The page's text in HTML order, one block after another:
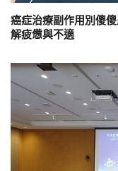
癌症治療副作用別傻
解疲憊與不適